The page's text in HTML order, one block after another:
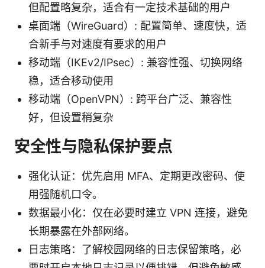
但配置略复杂，适合有一定技术基础的用户
桌面端（WireGuard）: 配置简单、速度快，适
合新手与对速度有要求的用户
移动端（IKEv2/IPsec）: 兼容性强、切换网络
稳，适合移动使用
移动端（OpenVPN）: 跨平台广泛、兼容性
好，但设置稍复杂
安全性与隐私保护要点
强化认证：优先启用 MFA、定期更改密码、使
用强随机口令。
数据最小化：仅在必要时建立 VPN 连接，避免
长期暴露在外部网络。
日志策略：了解校园网络的日志保留策略，必